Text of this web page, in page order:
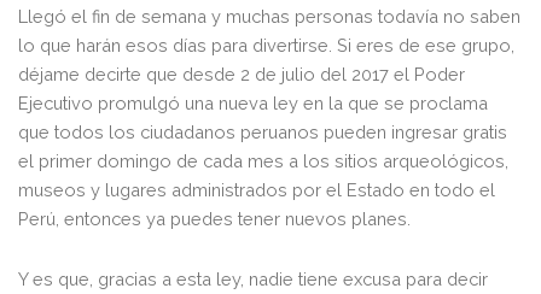
Llegó el fin de semana y muchas personas todavía no saben
lo que harán esos días para divertirse. Si eres de ese grupo,
déjame decirte que desde 2 de julio del 2017 el Poder
Ejecutivo promulgó una nueva ley en la que se proclama
que todos los ciudadanos peruanos pueden ingresar gratis
el primer domingo de cada mes a los sitios arqueológicos,
museos y lugares administrados por el Estado en todo el
Perú, entonces ya puedes tener nuevos planes.
Y es que, gracias a esta ley, nadie tiene excusa para decir